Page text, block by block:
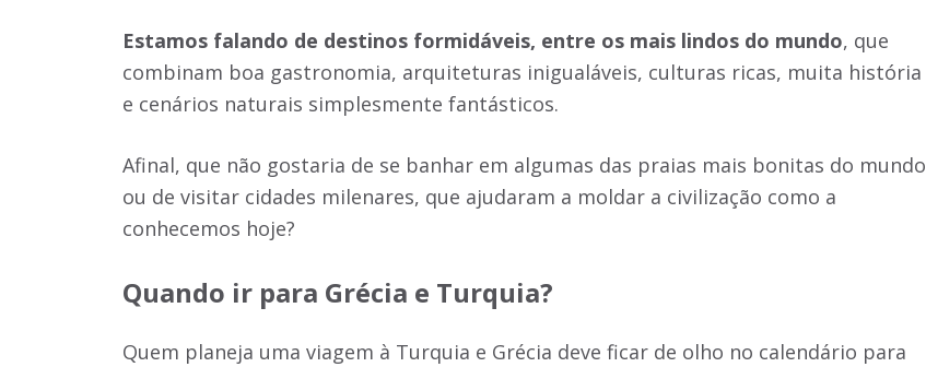
Estamos falando de destinos formidáveis, entre os mais lindos do mundo, que
combinam boa gastronomia, arquiteturas inigualáveis, culturas ricas, muita história
e cenários naturais simplesmente fantásticos.
Afinal, que não gostaria de se banhar em algumas das praias mais bonitas do mundo
ou de visitar cidades milenares, que ajudaram a moldar a civilização como a
conhecemos hoje?
Quando ir para Grécia e Turquia?
Quem planeja uma viagem à Turquia e Grécia deve ficar de olho no calendário para